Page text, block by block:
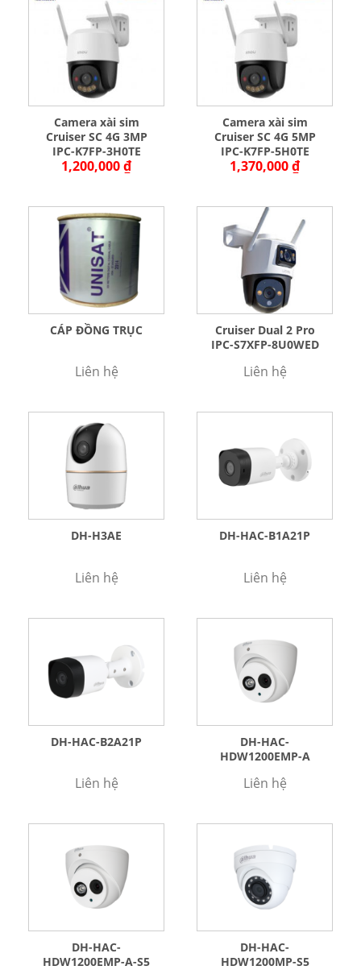
Camera xài sim
Cruiser SC 4G 3MP
IPC-K7FP-3H0TE
1,200,000₫
Camera xài sim
Cruiser SC 4G 5MP
IPC-K7FP-5H0TE
1,370,000₫
CÁP ĐỒNG TRỤC
Liên hệ
Cruiser Dual 2 Pro
IPC-S7XFP-8U0WED
Liên hệ
DH-H3AE
Liên hệ
DH-HAC-B1A21P
Liên hệ
DH-HAC-B2A21P
Liên hệ
DH-HAC-
HDW1200EMP-A
Liên hệ
DH-HAC-
HDW1200EMP-A-S5
DH-HAC-
HDW1200MP-S5